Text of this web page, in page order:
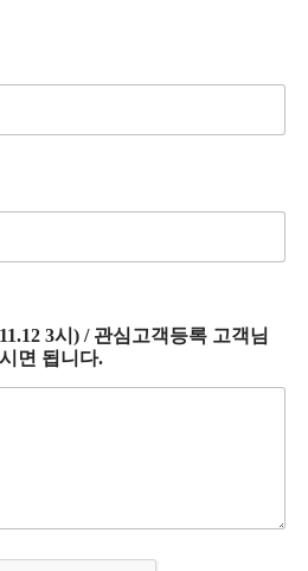
3시) / 관심고객등록 고객님
면 됩니다.